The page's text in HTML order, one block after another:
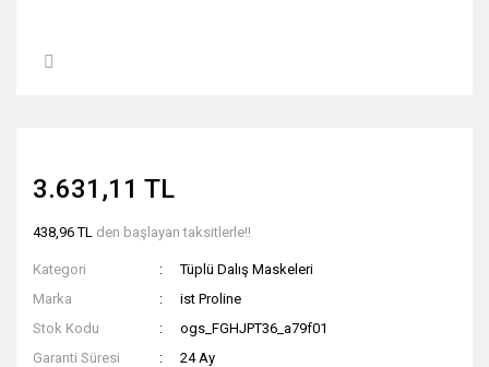
3.631,11 TL
438,96 TL den başlayan taksitlerle!!
Kategori
Tüplü Dalış Maskeleri
Marka
ist Proline
Stok Kodu
ogs_FGHJPT36_a79f01
Garanti Süresi
24 Ay